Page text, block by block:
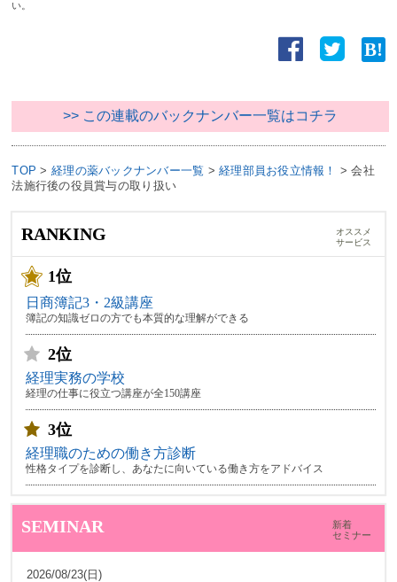
い。
>> この連載のバックナンバー一覧はコチラ
TOP > 経理の薬バックナンバー一覧 >経理部員お役立情報！ >会社
法施行後の役員賞与の取り扱い
RANKING
オススメ
サービス
1位
日商簿記3・2級講座
簿記の知識ゼロの方でも本質的な理解ができる
2位
経理実務の学校
経理の仕事に役立つ講座が全150講座
3位
経理職のための働き方診断
性格タイプを診断し、あなたに向いている働き方をアドバイス
SEMINAR
新着
セミナー
2026/08/23(日)